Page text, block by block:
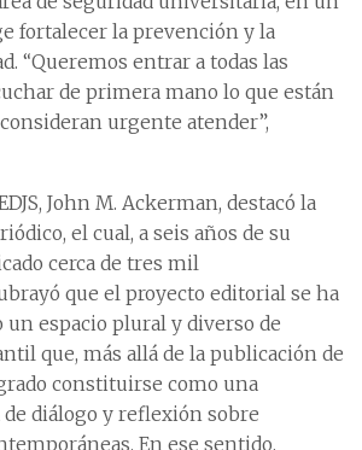
fortalecer la prevención y la
“Queremos entrar a todas las
de primera mano lo que están
urgente atender”,
John M. Ackerman, destacó la
el cual, a seis años de su
cerca de tres mil
que el proyecto editorial se ha
un espacio plural y diverso de
que, más allá de la publicación de
constituirse como una
diálogo y reflexión sobre
En ese sentido,